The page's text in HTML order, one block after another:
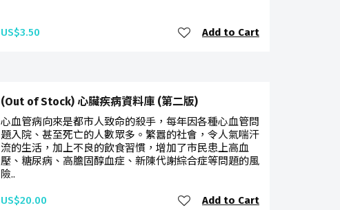
US$3.50 Add to Cart
(Out of Stock) 心臟疾病資料庫 (第二版)
心血管病向來是都市人致命的殺手，每年因各種心血管問
題入院、甚至死亡的人數眾多。繁囂的社會，令人氣喘汗
流的生活，加上不良的飲食習慣，增加了市民患上高血
壓、糖尿病、高膽固醇血症、新陳代謝綜合症等問題的風
險..
US$20.00 Add to Cart